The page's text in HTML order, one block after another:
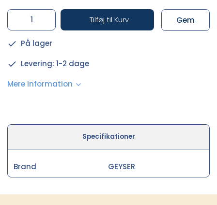
Tilføj til Kurv Gem
På lager
Levering: 1-2 dage
Mere information
Specifikationer
Brand GEYSER